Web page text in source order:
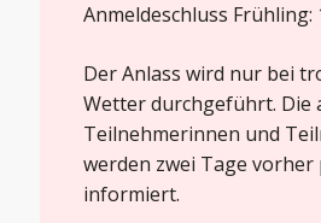
Anmeldeschluss Frühling:
Der Anlass wird nur bei
Wetter durchgeführt. Die
Teilnehmerinnen und
werden zwei Tage vorher
informiert.